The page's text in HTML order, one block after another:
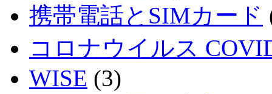
携帯電話とSIMカード
コロナウイルス
WISE (3)